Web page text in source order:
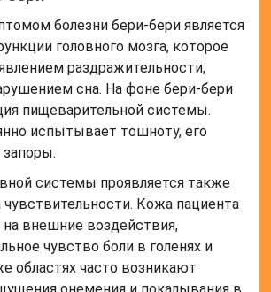
болезни бери-бери является
головного мозга, которое
раздражительности,
сна. На фоне бери-бери
пищеварительной системы.
испытывает тошноту, его
системы проявляется также
Кожа пациента
на внешние воздействия,
чувство боли в голенях и
областях часто возникают